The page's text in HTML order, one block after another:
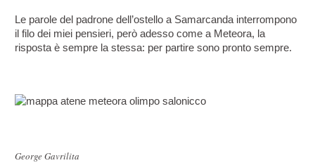
Le parole del padrone dell’ostello a Samarcanda interrompono
il filo dei miei pensieri, però adesso come a Meteora, la
risposta è sempre la stessa: per partire sono pronto sempre.
George Gavrilita